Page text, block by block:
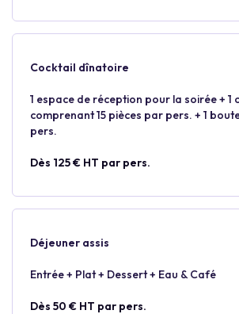
Cocktail dînatoire
1 espace de réception pour la soirée + 1
comprenant 15 pièces par pers. + 1
pers.
Dès 125 € HT par pers.
Déjeuner assis
Entrée + Plat + Dessert + Eau & Café
Dès 50 € HT par pers.